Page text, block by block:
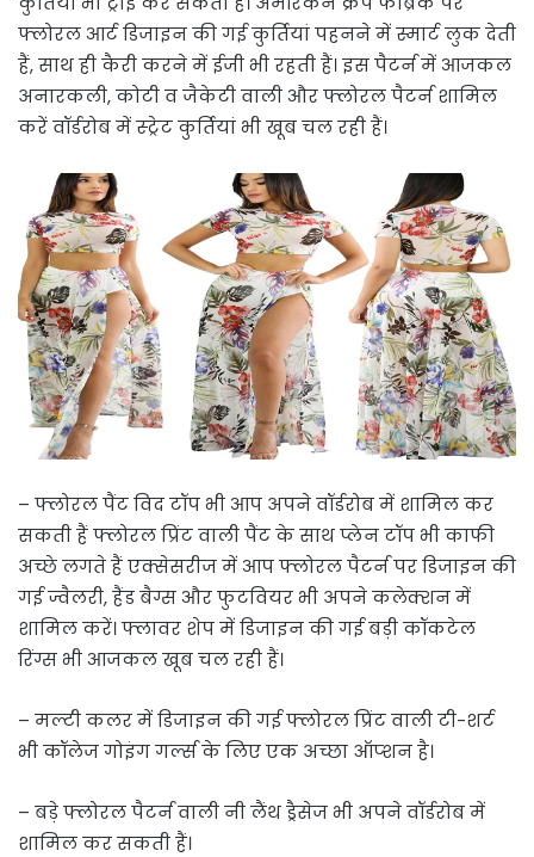
फ्लोरल आर्ट डिजाइन की गई कुर्तियां पहनने में स्मार्ट लुक देती
हैं, साथ ही कैरी करने में ईजी भी रहती हैं। इस पैटर्न में आजकल
अनारकली, कोटी व जैकेटी वाली और फ्लोरल पैटर्न शामिल
करें वॉर्डरोब में स्ट्रेट कुर्तियां भी खूब चल रही हैं।
– फ्लोरल पैंट विद टॉप भी आप अपने वॉर्डरोब में शामिल कर
सकती हैं फ्लोरल प्रिंट वाली पैंट के साथ प्लेन टॉप भी काफी
अच्छे लगते हैं एक्सेसरीज में आप फ्लोरल पैटर्न पर डिजाइन की
गई ज्वैलरी, हैंड बैग्स और फुटवियर भी अपने कलेक्शन में
शामिल करें। फ्लावर शेप में डिजाइन की गई बड़ी कॉकटेल
रिंग्स भी आजकल खूब चल रही हैं।
– मल्टी कलर में डिजाइन की गई फ्लोरल प्रिंट वाली टी-शर्ट
भी कॉलेज गोइंग गर्ल्स के लिए एक अच्छा ऑप्शन है।
– बड़े फ्लोरल पैटर्न वाली नी लैंथ ड्रैसेज भी अपने वॉर्डरोब में
शामिल कर सकती हैं।